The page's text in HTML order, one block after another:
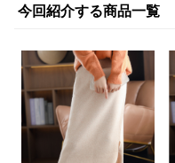
今回紹介する商品一覧